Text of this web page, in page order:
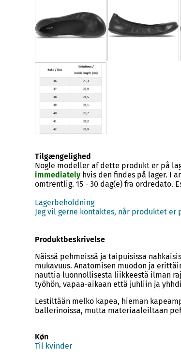
Tilgængelighed
Nogle modeller af dette produkt er på
immediately hvis den findes på lager. I
omtrentlig. 15 - 30 dag(e) fra ordredato.
Lagerbeholdning
Jeg vil gerne kontaktes, når produktet er
Produktbeskrivelse
Näissä pehmeissä ja taipuisissa
mukavuus. Anatomisen muodon ja
nauttia luonnollisesta liikkeestä ilman
työhön, vapaa-aikaan että juhliin ja
Lestiltään melko kapea, hieman
ballerinoissa, mutta materiaaleiltaan
Køn
Til kvinder